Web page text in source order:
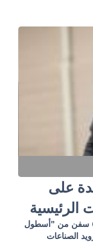
على
الرئيسية
العقوبات تشمل 19 كياناً بينها 6 بنوك روسية و6 سفن من "أسطول
الصناعات